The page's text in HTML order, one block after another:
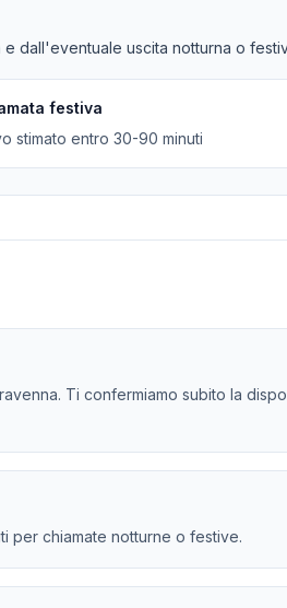
dall'eventuale uscita notturna o
festiva
stimato entro 30-90 minuti
Ti confermiamo subito la
per chiamate notturne o festive.